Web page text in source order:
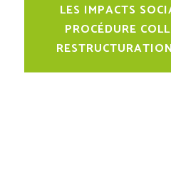
LES IMPACTS
PROCÉDURE